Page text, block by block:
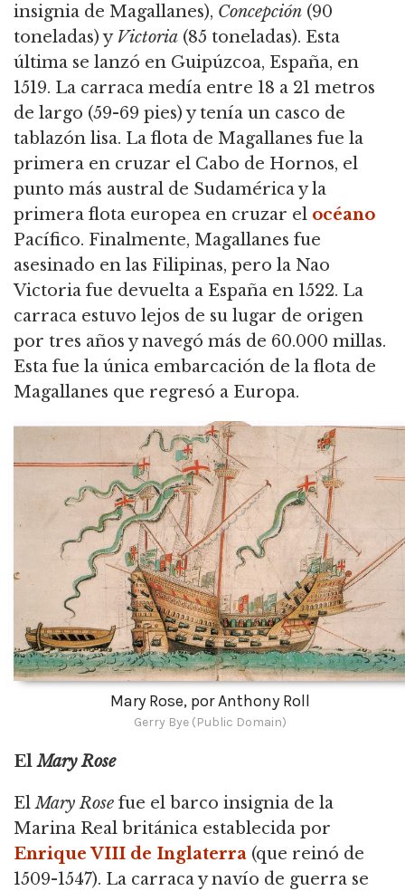
insignia de Magallanes), Concepción (90
toneladas) y Victoria (85 toneladas). Esta
última se lanzó en Guipúzcoa, España, en
1519. La carraca medía entre 18 a 21 metros
de largo (59-69 pies) y tenía un casco de
tablazón lisa. La flota de Magallanes fue la
primera en cruzar el Cabo de Hornos, el
punto más austral de Sudamérica y la
primera flota europea en cruzar el océano
Pacífico. Finalmente, Magallanes fue
asesinado en las Filipinas, pero la Nao
Victoria fue devuelta a España en 1522. La
carraca estuvo lejos de su lugar de origen
por tres años y navegó más de 60.000 millas.
Esta fue la única embarcación de la flota de
Magallanes que regresó a Europa.
Mary Rose, por Anthony Roll
Gerry Bye (Public Domain)
ElMary Rose
ElMary Rose fue el barco insignia de la
Marina Real británica establecida por
Enrique VIII de Inglaterra (que reinó de
1509-1547). La carraca y navío de guerra se